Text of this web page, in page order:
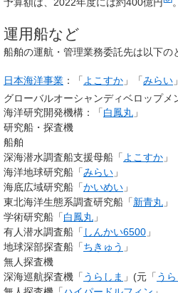
運用船など
船舶の運航・管理業務委託先は以下の
日本海洋事業 ：「 よこすか 」「みらい
グローバルオーシャンディベロップメ
海洋研究開発機構：「白鳳丸 」
研究船・探査機
船舶
深海潜水調査船支援母船「よこすか 」
海洋地球研究船「みらい 」
海底広域研究船「かいめい 」
東北海洋生態系調査研究船「新青丸 」
学術研究船「白鳳丸 」
有人潜水調査船「 しんかい6500 」
地球深部探査船「ちきゅう 」
無人探査機
深海巡航探査機「 うらしま 」(元「 う